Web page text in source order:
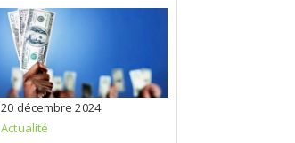
20 décembre 2024
Actualité